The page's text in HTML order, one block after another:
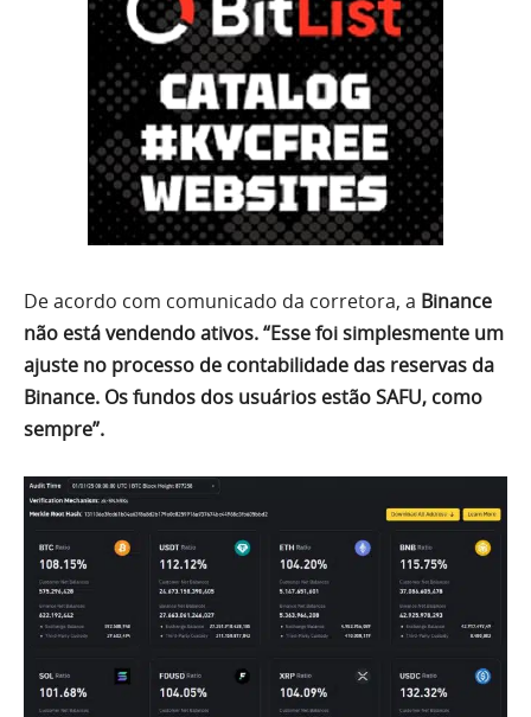
De acordo com comunicado da corretora, a Binance
não está vendendo ativos.“Esse foi simplesmente um
ajuste no processo de contabilidade das reservas da
Binance. Os fundos dos usuários estão SAFU, como
sempre”.